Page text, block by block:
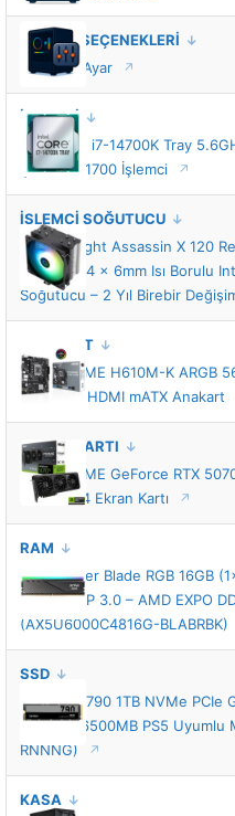
TUNING SEÇENEKLERİ
Standart Ayar
İŞLEMCİ
Intel Core i7-14700K Tray
Çekirdek 1700 İşlemci
İŞLEMCİ SOĞUTUCU
Thermalright Assassin X 120
S 120mm 4 x 6mm Isı Borulu
Soğutucu – 2 Yıl Birebir
ANAKART
ASUS PRIME H610M-K ARGB
1700 M.2 HDMI mATX Anakart
EKRAN KARTI
ASUS PRIME GeForce RTX
Bit DLSS 4 Ekran Kartı
RAM
XPG Lancer Blade RGB 16GB
INTEL XMP 3.0 – AMD EXPO
(AX5U6000C4816G-BLABRBK)
SSD
Lexar NM790 1TB NVMe PCIe
– Yazma 6500MB PS5 Uyumlu
RNNNG)
KASA